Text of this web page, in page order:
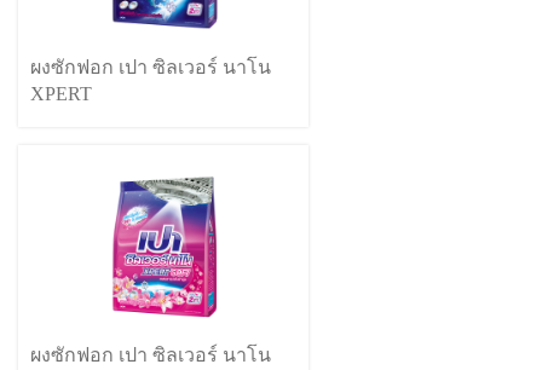
ผงซักฟอก เปา ซิลเวอร์ นาโน
XPERT
ผงซักฟอก เปา ซิลเวอร์ นาโน